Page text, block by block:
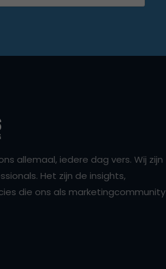
allemaal, iedere dag vers. Wij zijn
Het zijn de insights,
die ons als marketingcommunity